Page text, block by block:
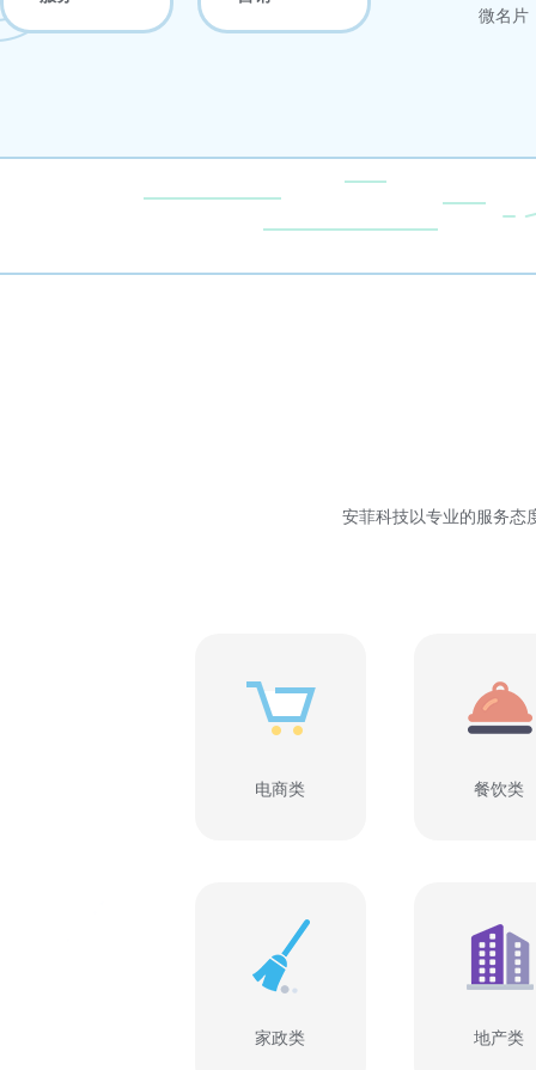
微名片
安菲科技以专业的服务态
电商类 餐饮类
家政类 地产类